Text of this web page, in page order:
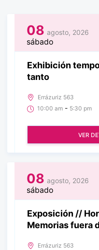
08 agosto, 2026
sábado
Exhibición
tanto
Errázuriz 563
10:00 am - 5:30 pm
VER
08 agosto, 2026
sábado
Exposición //
Memorias fuera
Errázuriz 563